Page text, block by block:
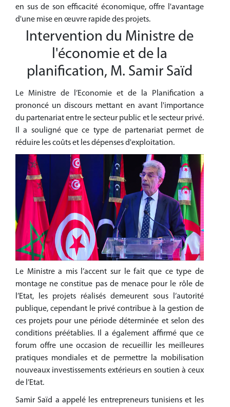
en sus de son efficacité économique, offre l'avantage
d'une mise en œuvre rapide des projets.
Intervention du Ministre de
l'économie et de la
planification, M. Samir Saïd
Le Ministre de l’Economie et de la Planification a
prononcé un discours mettant en avant l'importance
du partenariat entre le secteur public et le secteur privé.
Il a souligné que ce type de partenariat permet de
réduire les coûts et les dépenses d'exploitation.
Le Ministre a mis l’accent sur le fait que ce type de
montage ne constitue pas de menace pour le rôle de
l’Etat, les projets réalisés demeurent sous l’autorité
publique, cependant le privé contribue à la gestion de
ces projets pour une période déterminée et selon des
conditions préétablies. Il a également affirmé que ce
forum offre une occasion de recueillir les meilleures
pratiques mondiales et de permettre la mobilisation
nouveaux investissements extérieurs en soutien à ceux
de l’Etat.
Samir Saïd a appelé les entrepreneurs tunisiens et les